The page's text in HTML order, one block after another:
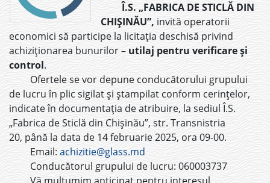
Î.S. „FABRICA DE STICLĂ DIN
CHIȘINĂU”, invită operatorii
economici să participe la licitația deschisă privind
achiziționarea bunurilor – utilaj pentru verificare și
control.
Ofertele se vor depune conducătorului grupului
de lucru în plic sigilat și ștampilat conform cerințelor,
indicate în documentația de atribuire, la sediul Î.S.
„Fabrica de Sticlă din Chișinău”, str. Transnistria
20, până la data de 14 februarie 2025, ora 09-00.
Email:achizitie@glass.md
Conducătorul grupului de lucru: 060003737